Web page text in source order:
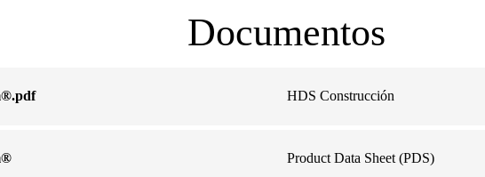
Documentos
HDS Construcción
Product Data Sheet (PDS)